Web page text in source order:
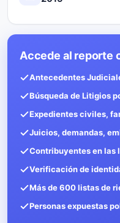
Accede al reporte
Antecedentes
Búsqueda de Litigios
Expedientes civiles,
Juicios, demandas,
Contribuyentes en las
Verificación de
Más de 600 listas de
Personas expuestas